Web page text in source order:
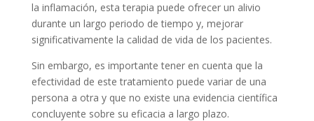
la inflamación, esta terapia puede ofrecer un alivio
durante un largo periodo de tiempo y, mejorar
significativamente la calidad de vida de los pacientes.
Sin embargo, es importante tener en cuenta que la
efectividad de este tratamiento puede variar de una
persona a otra y que no existe una evidencia científica
concluyente sobre su eficacia a largo plazo.